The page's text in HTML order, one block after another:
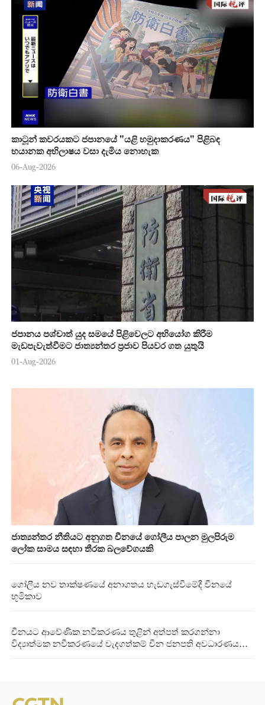
කාටූන් කවරයකට ජපානයේ "යළි හමුදාකරණය" පිළිබඳ
භයානක අභිලාෂය වසා දැමිය නොහැක
06-Aug-2026
ජපානය පශ්චාත් යුද සමයේ පිළිවෙලට අභියෝග කිරීම
මැඩපැවැත්වීමට ජාත්‍යන්තර ප්‍රජාව පියවර ගත යුතුයි
01-Aug-2026
ජාත්‍යන්තර නීතියට අනුගත චීනයේ ගෝලීය පාලන මුලපිරුම
ලෝක සාමය සඳහා තීරක බලවේගයකි
ගෝලීය නව තාක්ෂණයේ අනාගතය හැඩගැස්වීමේදී චීනයේ
භූමිකාව
චීනයට ආවේණික නවීකරණය තුළින් අත්පත් කරගන්නා
විද්‍යාත්මක නවීකරණයේ වැදගත්කම් චීන ජනපති අවධාරණය